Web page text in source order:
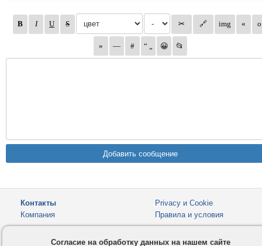
Контакты
Компания
Privacy и Cookie
Правила и условия
Как оплатить
Форумы
Согласие на обработку данных на нашем сайте